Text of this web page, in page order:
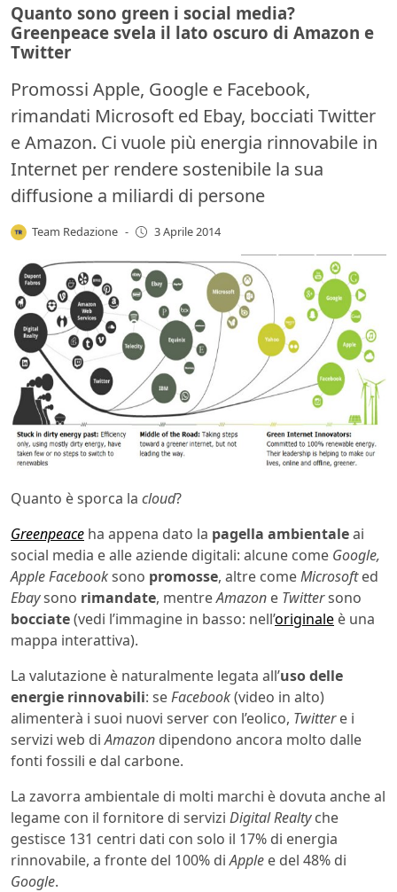
Quanto sono green i social media?
Greenpeace svela il lato oscuro di Amazon e
Twitter
Promossi Apple, Google e Facebook,
rimandati Microsoft ed Ebay, bocciati Twitter
e Amazon. Ci vuole più energia rinnovabile in
Internet per rendere sostenibile la sua
diffusione a miliardi di persone
Team Redazione - 3 Aprile 2014
Quanto è sporca la cloud?
Greenpeace ha appena dato la pagella ambientaleai
social media e alle aziende digitali: alcune come Google,
Apple Facebooksono promosse, altre comeMicrosofted
Ebaysono rimandate, mentreAmazon e Twittersono
bocciate(vedi l’immagine in basso: nell’originale è una
mappa interattiva).
La valutazione è naturalmente legata all’uso delle
energie rinnovabili: seFacebook(video in alto)
alimenterà i suoi nuovi server con l’eolico, Twittere i
servizi web diAmazon dipendono ancora molto dalle
fonti fossili e dal carbone.
La zavorra ambientale di molti marchi è dovuta anche al
legame con il fornitore di servizi Digital Realtyche
gestisce 131 centri dati con solo il 17% di energia
rinnovabile, a fronte del 100% diApple e del 48% di
Google.